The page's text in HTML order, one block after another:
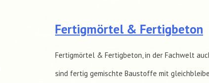
Fertigmörtel & Fertigbeton
Fertigmörtel & Fertigbeton, in der Fachwelt
sind fertig gemischte Baustoffe mit